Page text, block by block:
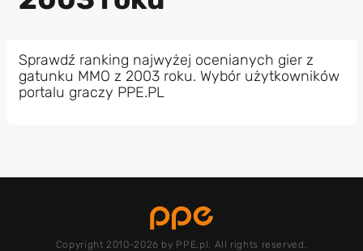
Sprawdź ranking najwyżej ocenianych gier z
gatunku MMO z 2003 roku. Wybór użytkowników
portalu graczy PPE.PL
Copyright 2010-2026 by PPE.pl. All rights reserved.